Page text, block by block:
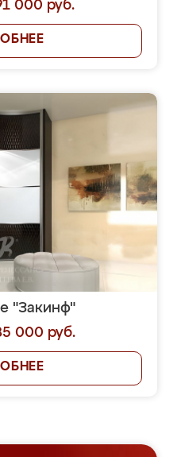
000 руб.
"Закинф"
000 руб.